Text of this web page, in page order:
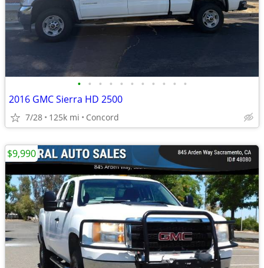
• • • • • • • • • • •
2016 GMC Sierra HD 2500
7/28 125k mi Concord
$9,990